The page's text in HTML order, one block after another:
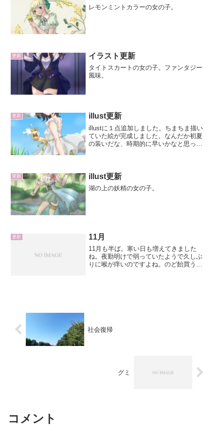
レモンミントカラーの女の子。
更新 イラスト更新
タイトスカートの女の子。ファンタジー
風味。
更新 illust更新
illustに１点追加しました。ちまちま描い
ていた絵が完成しました。なんだか初夏
の装いだな、時期的に早いかなと思って
て映えますよね。...
更新 illust更新
湖の上の妖精の女の子。
更新 11月
11月も半ば。寒い日も増えてきました
ね。夜勤明けで弱っていたようで久しぶ
りに喉が痒いのですよね。のど飴買う事
社会復帰
グミ
コメント